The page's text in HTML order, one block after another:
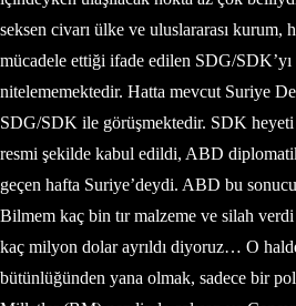
seksen civarı ülke ve uluslararası kurum,
mücadele ettiği ifade edilen SDG/
nitelememektedir. Hatta mevcut Suriye
SDG/SDK ile görüşmektedir. SDK heyeti
resmi şekilde kabul edildi, ABD
geçen hafta Suriye’deydi. ABD bu
Bilmem kaç bin tır malzeme ve silah
kaç milyon dolar ayrıldı diyoruz… O
bütünlüğünden yana olmak, sadece bir